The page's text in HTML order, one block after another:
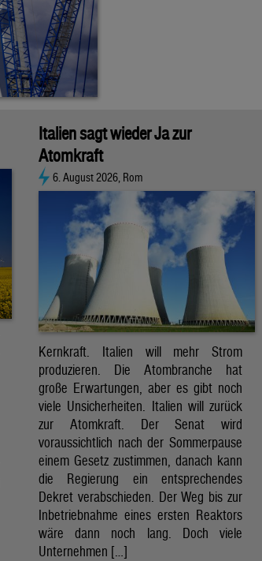
Italien sagt wieder Ja zur
Atomkraft
6. August 2026, Rom
Kernkraft. Italien will mehr Strom
produzieren. Die Atombranche hat
große Erwartungen, aber es gibt noch
viele Unsicherheiten. Italien will zurück
zur Atomkraft. Der Senat wird
voraussichtlich nach der Sommerpause
einem Gesetz zustimmen, danach kann
die Regierung ein entsprechendes
Dekret verabschieden. Der Weg bis zur
Inbetriebnahme eines ersten Reaktors
wäre dann noch lang. Doch viele
Unternehmen […]